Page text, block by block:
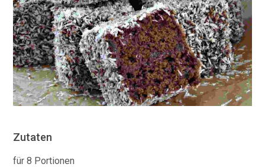
Zutaten
für 8 Portionen